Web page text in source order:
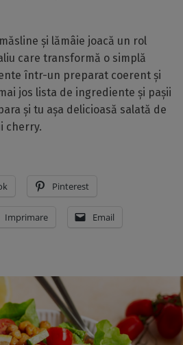
și lămâie joacă un rol
care transformă o simplă
într-un preparat coerent și
jos lista de ingrediente și pașii
și tu așa delicioasă salată de
cherry.
Pinterest
Imprimare Email